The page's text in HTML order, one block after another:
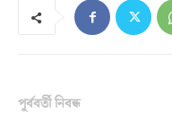
পূর্ববর্তী নিবন্ধ